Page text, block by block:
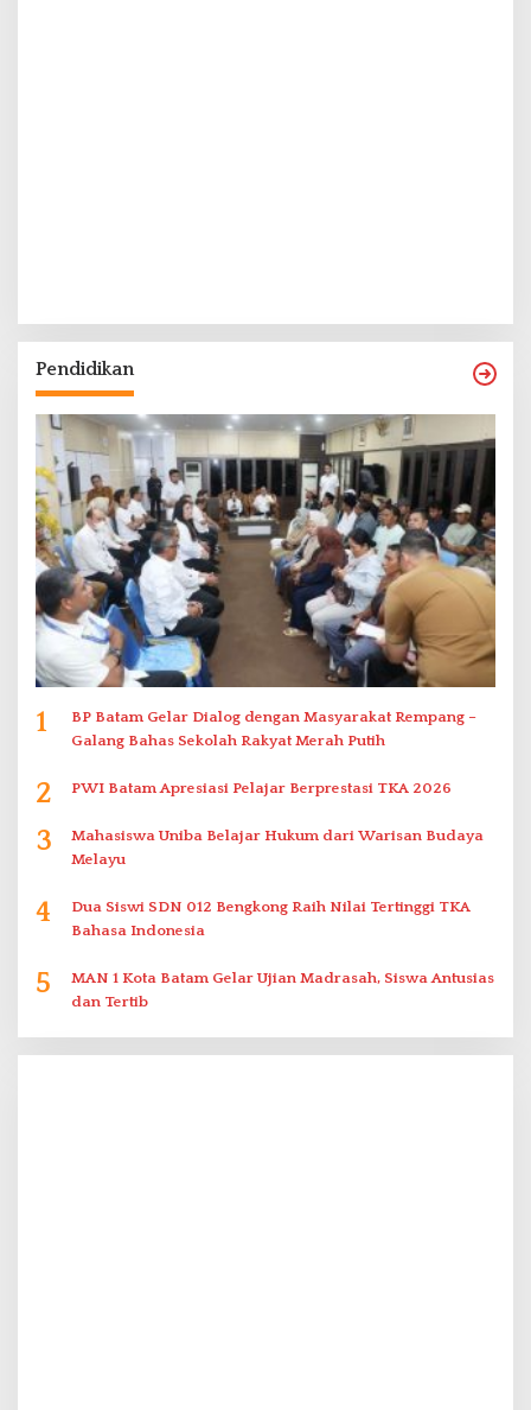
Pendidikan
1
BP Batam Gelar Dialog dengan Masyarakat Rempang –
Galang Bahas Sekolah Rakyat Merah Putih
2 PWI Batam Apresiasi Pelajar Berprestasi TKA 2026
3
Mahasiswa Uniba Belajar Hukum dari Warisan Budaya
Melayu
4
Dua Siswi SDN 012 Bengkong Raih Nilai Tertinggi TKA
Bahasa Indonesia
5
MAN 1 Kota Batam Gelar Ujian Madrasah, Siswa Antusias
dan Tertib